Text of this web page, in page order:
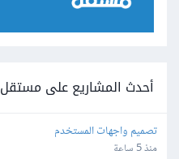
أحدث المشاريع على مستقل
تصميم واجهات المستخدم
منذ 5 ساعة